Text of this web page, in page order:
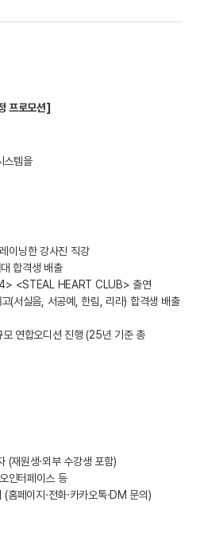
프로모션]
스템을
이닝한 강사진 직강
합격생 배출
<STEAL HEART CLUB> 출연
(서실음, 서공예, 한림, 리라) 합격생 배출
연합오디션 진행 (25년 기준 총
(재원생·외부 수강생 포함)
인터페이스 등
페이지·전화·카카오톡·DM 문의)